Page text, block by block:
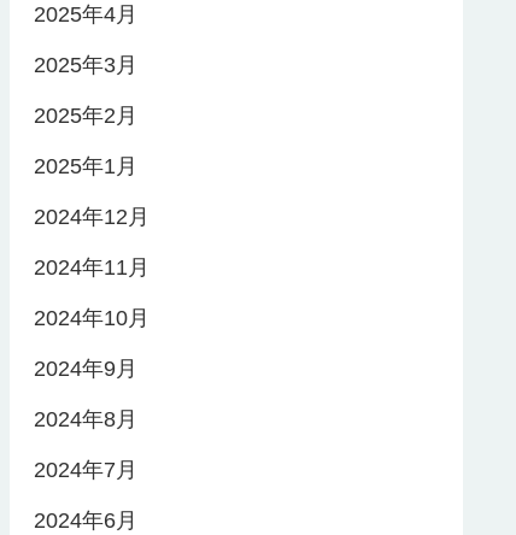
2025年4月
2025年3月
2025年2月
2025年1月
2024年12月
2024年11月
2024年10月
2024年9月
2024年8月
2024年7月
2024年6月